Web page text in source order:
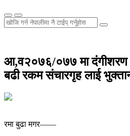
आ,व२०७६/०७७ मा दंगीशरण
बढी रकम संचारगृह लाई
रमा बुढा मगर——